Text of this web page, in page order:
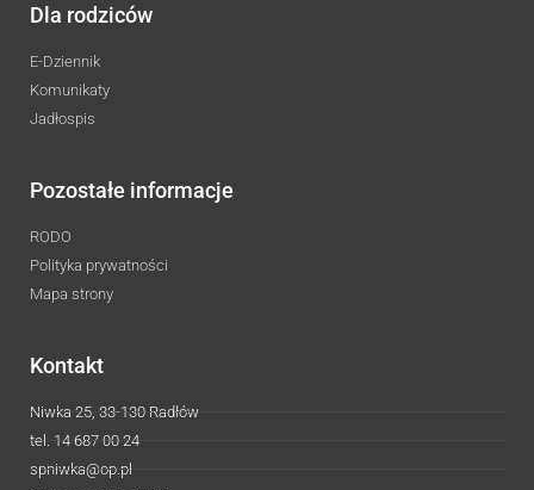
Dla rodziców
E-Dziennik
Komunikaty
Jadłospis
Pozostałe informacje
RODO
Polityka prywatności
Mapa strony
Kontakt
Niwka 25, 33-130 Radłów
tel. 14 687 00 24
spniwka@op.pl